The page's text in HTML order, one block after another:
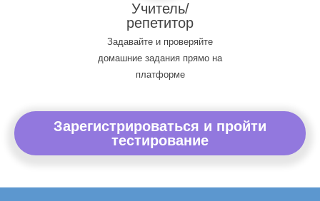
Учитель/
репетитор
Задавайте и проверяйте
домашние задания прямо на
платформе
Зарегистрироваться и пройти
тестирование